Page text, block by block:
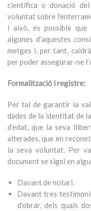
científica o donació
voluntat sobre
i això, és possible
algunes d’aquestes
metges i, per tant,
per poder assegurar-ne
Formalització i registre:
Per tal de garantir la
dades de la identitat de
d’edat, que la seva
alterades, que en
la seva voluntat. Per
document se signi en
Davant de notari.
Davant tres
d’obrar, dels quals